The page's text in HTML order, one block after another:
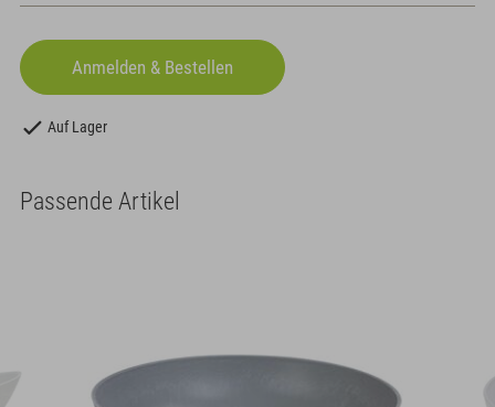
Auf Lager
Passende Artikel